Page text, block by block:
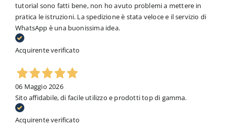
tutorial sono fatti bene, non ho avuto problemi a mettere in
pratica le istruzioni. La spedizione è stata veloce e il servizio di
WhatsApp è una buonissima idea.
Acquirente verificato
06 Maggio 2026
Sito affidabile, di facile utilizzo e prodotti top di gamma.
Acquirente verificato